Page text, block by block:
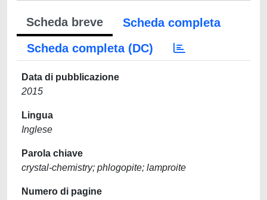
Scheda breve
Scheda completa
Scheda completa (DC)
Data di pubblicazione
2015
Lingua
Inglese
Parola chiave
crystal-chemistry; phlogopite; lamproite
Numero di pagine